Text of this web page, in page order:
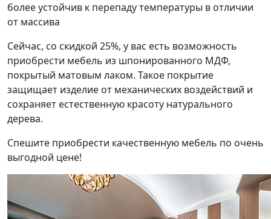
более устойчив к перепаду температуры в отличии
от массива
Сейчас, со скидкой 25%, у вас есть возможность
приобрести мебель из шпонированного МДФ,
покрытый матовым лаком. Такое покрытие
защищает изделие от механических воздействий и
сохраняет естественную красоту натурального
дерева.
Спешите приобрести качественную мебель по очень
выгодной цене!